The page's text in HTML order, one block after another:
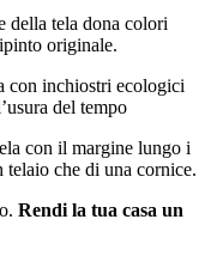
della tela dona colori
originale.
con inchiostri ecologici
del tempo
con il margine lungo i
che di una cornice.
Rendi la tua casa un